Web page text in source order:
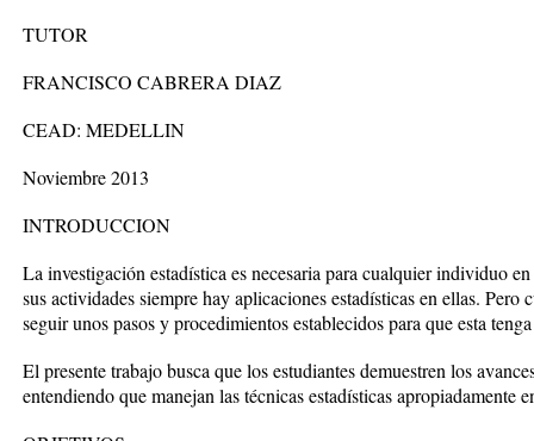
TUTOR
FRANCISCO CABRERA DIAZ
CEAD: MEDELLIN
Noviembre 2013
INTRODUCCION
La investigación estadística es necesaria para cualquier individuo
sus actividades siempre hay aplicaciones estadísticas en ellas.
seguir unos pasos y procedimientos establecidos para que esta
El presente trabajo busca que los estudiantes demuestren los
entendiendo que manejan las técnicas estadísticas apropiadamente